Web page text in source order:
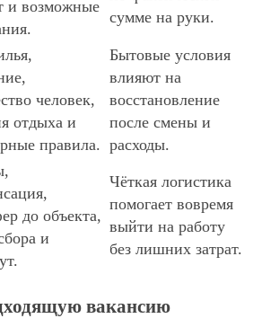
и возможные
сумме на руки.
человек,
отдыха и
правила.
Бытовые условия
влияют на
восстановление
после смены и
расходы.
до объекта,
и
Чёткая логистика
помогает вовремя
выйти на работу
без лишних затрат.
вакансию